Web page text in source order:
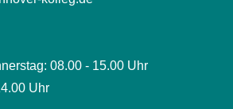
08.00 - 15.00 Uhr
Uhr